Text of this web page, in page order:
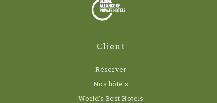
Client
Réserver
Nos hôtels
World’s Best Hotels